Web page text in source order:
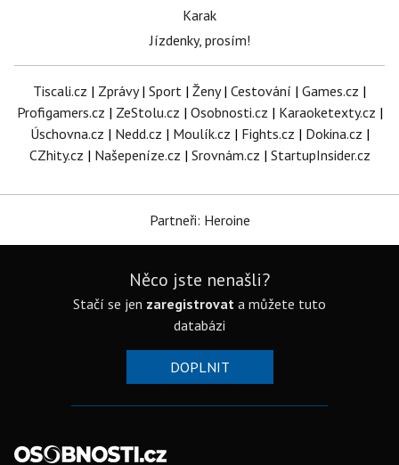
Karak
Jízdenky, prosím!
Tiscali.cz | Zprávy| Sport | Ženy| Cestování | Games.cz |
Profigamers.cz | ZeStolu.cz | Osobnosti.cz | Karaoketexty.cz |
Úschovna.cz | Nedd.cz | Moulík.cz | Fights.cz | Dokina.cz |
CZhity.cz | Našepeníze.cz | Srovnám.cz | StartupInsider.cz
Partneři: Heroine
Něco jste nenašli?
Stačí se jen zaregistrovat a můžete tuto
databázi
DOPLNIT